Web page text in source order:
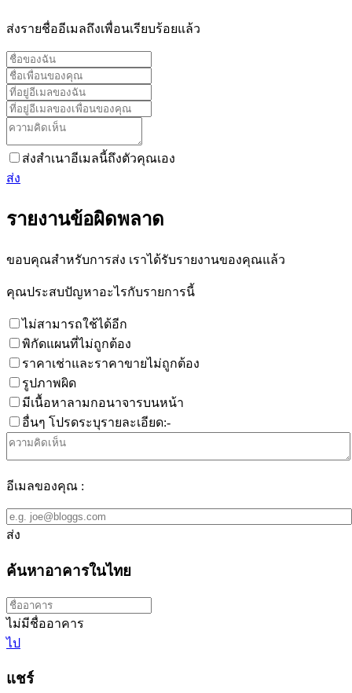
ส่งรายชื่ออีเมลถึงเพื่อนเรียบร้อยแล้ว
ส่งสำเนาอีเมลนี้ถึงตัวคุณเอง
ส่ง
รายงานข้อผิดพลาด
ขอบคุณสำหรับการส่ง เราได้รับรายงานของคุณแล้ว
คุณประสบปัญหาอะไรกับรายการนี้
ไม่สามารถใช้ได้อีก
พิกัดแผนที่ไม่ถูกต้อง
ราคาเช่าและราคาขายไม่ถูกต้อง
รูปภาพผิด
มีเนื้อหาลามกอนาจารบนหน้า
อื่นๆ โปรดระบุรายละเอียด:-
อีเมลของคุณ :
ส่ง
ค้นหาอาคารในไทย
ไม่มีชื่ออาคาร
ไป
แชร์